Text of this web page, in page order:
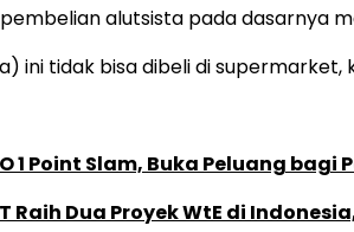
alutsista pada dasarnya
ini tidak bisa dibeli di supermarket,
1 Point Slam, Buka Peluang
Raih Dua Proyek WtE di